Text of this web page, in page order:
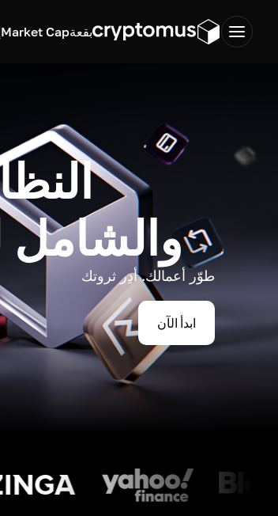
بقعةMarket Cap
والشامل
طوّر أعمالك. أدِر ثروتك
ابدأ الآن